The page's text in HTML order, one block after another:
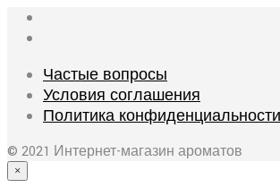
Частые вопросы
Условия соглашения
Политика конфиденциальности
© 2021 Интернет-магазин ароматов
×